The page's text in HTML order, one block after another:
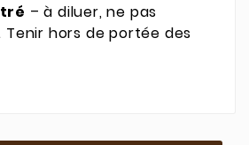
– à diluer, ne pas
hors de portée des